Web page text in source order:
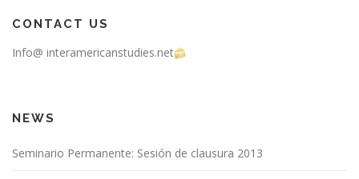
CONTACT US
Info@ interamericanstudies.net
NEWS
Seminario Permanente: Sesión de clausura 2013